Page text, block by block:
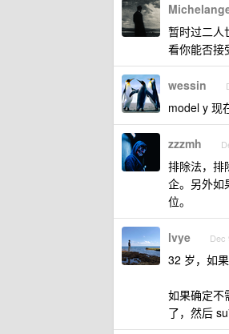
暂时过二人
看你能否接
wessin
model y 现
zzzmh
排除法，排
企。另外如
位。
lvye Dec
32 岁，如
如果确定不
了，然后